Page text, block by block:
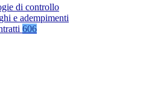
di controllo
e adempimenti
606